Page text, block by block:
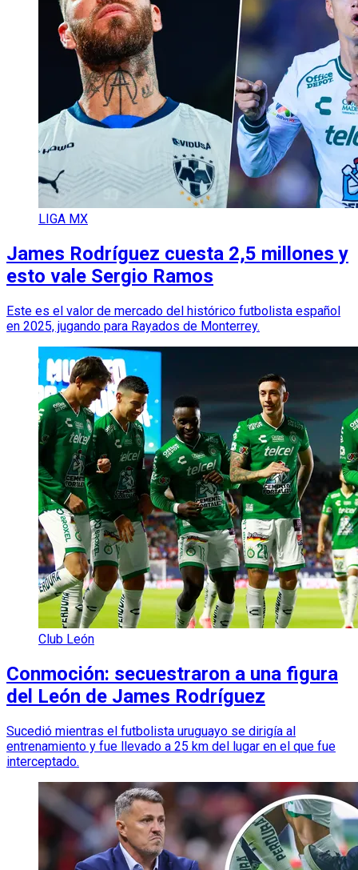
LIGA MX
James Rodríguez cuesta 2,5 millones y
esto vale Sergio Ramos
Este es el valor de mercado del histórico futbolista español
en 2025, jugando para Rayados de Monterrey.
Club León
Conmoción: secuestraron a una figura
del León de James Rodríguez
Sucedió mientras el futbolista uruguayo se dirigía al
entrenamiento y fue llevado a 25 km del lugar en el que fue
interceptado.